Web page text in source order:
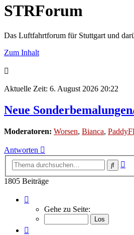
STRForum
Das Luftfahrtforum für Stuttgart und
Zum Inhalt
Aktuelle Zeit: 6. August 2026 20:22
Neue
Moderatoren: Worsen, Bianca,
Antworten
Suche
1805 Beiträge
118
von
Gehe zu Seite: